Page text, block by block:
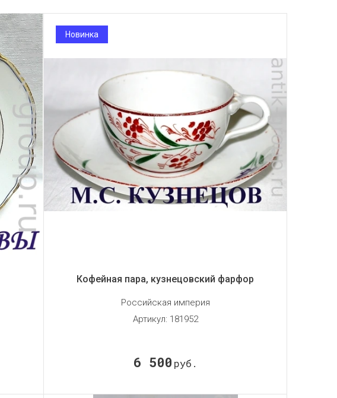
Название от Я
Новинка
Кофейная пара, кузнецовский фарфор
Российская империя
Артикул: 181952
6 500 руб.